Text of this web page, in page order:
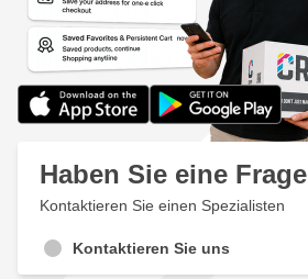
Haben Sie eine Frage
Kontaktieren Sie einen Spezialisten
Kontaktieren Sie uns